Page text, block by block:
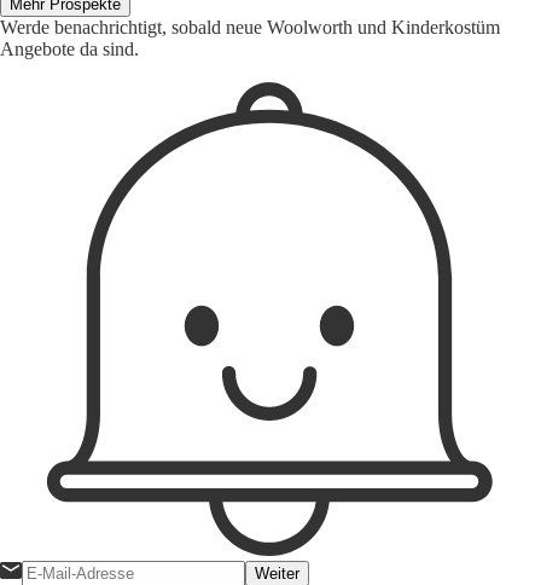
Mehr Prospekte
Werde benachrichtigt, sobald neue Woolworth und Kinderkostüm
Angebote da sind.
Weiter